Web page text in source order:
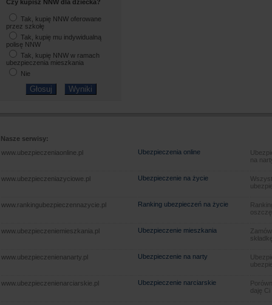
Czy kupisz NNW dla dziecka?
Tak, kupię NNW oferowane
przez szkołę
Tak, kupię mu indywidualną
polisę NNW
Tak, kupię NNW w ramach
ubezpieczenia mieszkania
Nie
Nasze serwisy:
www.ubezpieczeniaonline.pl
Ubezpieczenia online
na
www.ubezpieczeniazyciowe.pl Ubezpieczenie na życie
www.rankingubezpieczennazycie.pl Ranking ubezpieczeń na życie
www.ubezpieczeniemieszkania.pl Ubezpieczenie mieszkania
www.ubezpieczenienanarty.pl Ubezpieczenie na narty
www.ubezpieczenienarciarskie.pl Ubezpieczenie narciarskie
daję